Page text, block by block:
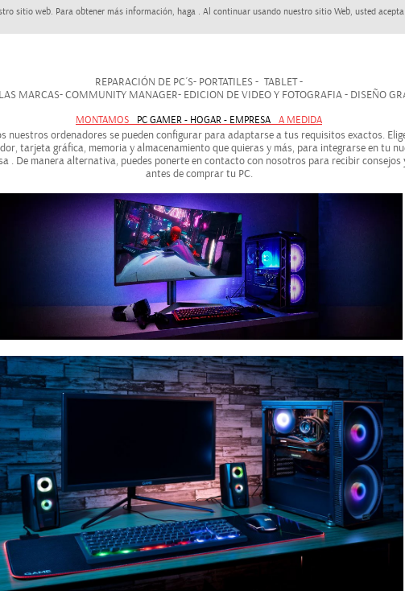
sitio web. Para obtener más información, haga . Al continuar usando nuestro sitio Web, usted
REPARACIÓN DE PC´S- PORTATILES - TABLET -
MARCAS- COMMUNITY MANAGER- EDICION DE VIDEO Y FOTOGRAFIA - DISEÑO
MONTAMOS PC GAMER - HOGAR - EMPRESA A MEDIDA
nuestros ordenadores se pueden configurar para adaptarse a tus requisitos exactos.
tarjeta gráfica, memoria y almacenamiento que quieras y más, para integrarse en tu
. De manera alternativa, puedes ponerte en contacto con nosotros para recibir consejos
antes de comprar tu PC.